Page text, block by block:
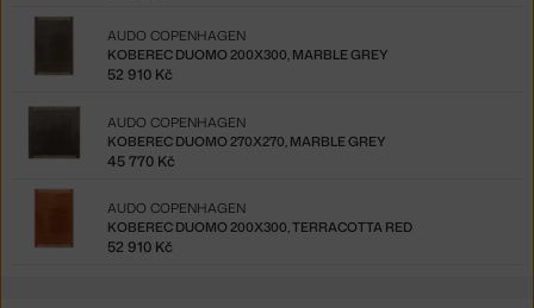
KOBEREC DUOMO 200X300, MARBLE GREY
AUDO COPENHAGEN
52 910 Kč
KOBEREC DUOMO 270X270, MARBLE GREY
AUDO COPENHAGEN
45 770 Kč
KOBEREC DUOMO 200X300, TERRACOTTA RED
AUDO COPENHAGEN
52 910 Kč